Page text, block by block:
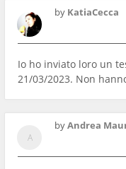
by KatiaCecca
Io ho inviato loro un
21/03/2023. Non
byAndrea